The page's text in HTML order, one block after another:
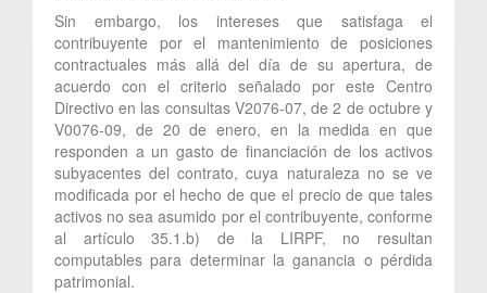
Sin embargo, los intereses que satisfaga el
contribuyente por el mantenimiento de posiciones
contractuales más allá del día de su apertura, de
acuerdo con el criterio señalado por este Centro
Directivo en las consultas V2076-07, de 2 de octubre y
V0076-09, de 20 de enero, en la medida en que
responden a un gasto de financiación de los activos
subyacentes del contrato, cuya naturaleza no se ve
modificada por el hecho de que el precio de que tales
activos no sea asumido por el contribuyente, conforme
al artículo 35.1.b) de la LIRPF, no resultan
computables para determinar la ganancia o pérdida
patrimonial.